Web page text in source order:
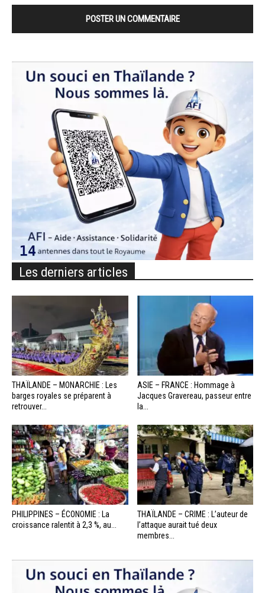
Les derniers articles
THAÏLANDE – MONARCHIE : Les
barges royales se préparent à
retrouver...
ASIE – FRANCE : Hommage à
Jacques Gravereau, passeur entre
la...
PHILIPPINES – ÉCONOMIE : La
croissance ralentit à 2,3 %, au...
THAÏLANDE – CRIME : L’auteur de
l’attaque aurait tué deux
membres...